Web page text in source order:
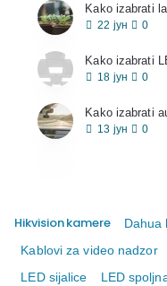
Kako izabrati
22 јун 0
Kako izabrati
18 јун 0
Kako izabrati
13 јун 0
Hikvision kamere Dahua
Kablovi za video nadzor
LED sijalice LED